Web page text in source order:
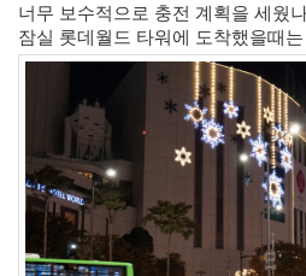
너무 보수적으로 충전 계획을 세웠